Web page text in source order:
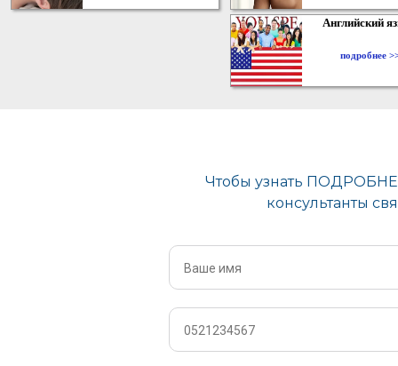
Английский
подробнее